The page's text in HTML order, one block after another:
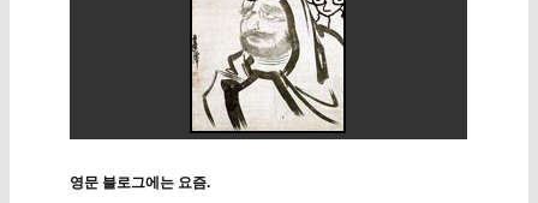
영문 블로그에는 요즘.